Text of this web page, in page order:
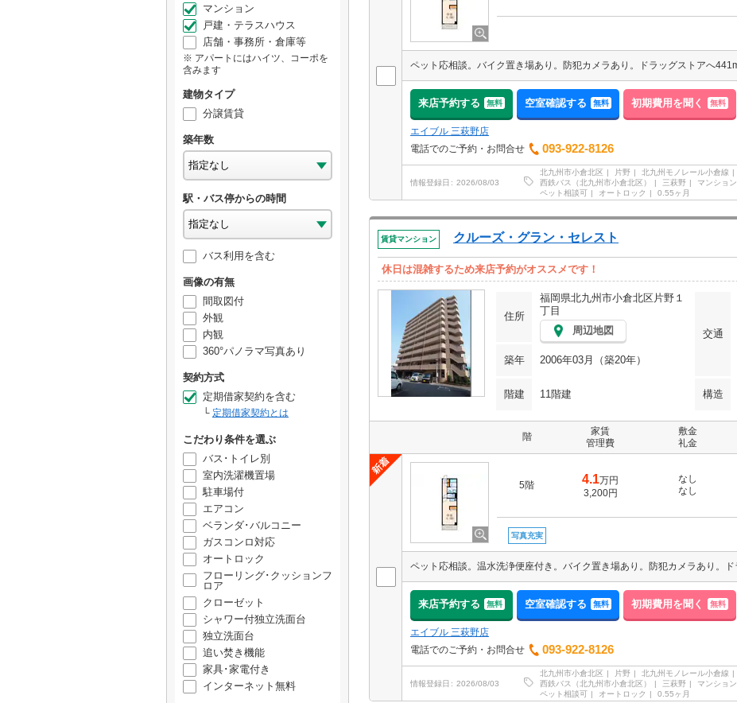
マンション
戸建・テラスハウス
店舗・事務所・倉庫等
アパートにはハイツ、コーポを
含みます
建物タイプ
分譲賃貸
築年数
駅・バス停からの時間
バス利用を含む
画像の有無
間取図付
外観
内観
360°パノラマ写真あり
契約方式
定期借家契約を含む
定期借家契約とは
こだわり条件を選ぶ
バス･トイレ別
室内洗濯機置場
駐車場付
エアコン
ベランダ･バルコニー
ガスコンロ対応
オートロック
フローリング･クッションフ
ロア
クローゼット
シャワー付独立洗面台
独立洗面台
追い焚き機能
家具･家電付き
インターネット無料
来店予約する 無料 空室確認する 無料 初期費用を聞く 無料
エイブル 三萩野店
電話でのご予約・お問合せ
093-922-8126
情報登録日 2026/08/03
北九州市小倉北区 片野 北九州モノレール小倉線
西鉄バス（北九州市小倉北区）
三萩野 マンション
ペット相談可
オートロック 0.55ヶ月
賃貸マンション クルーズ・グラン・セレスト
休日は混雑するため来店予約がオススメです！
住所
福岡県北九州市小倉北区片野１
丁目
周辺地図
交通
築年 2006年03月（築20年）
階建 11階建 構造
階
家賃
管理費
敷金
礼金
5階 4.1万円
3,200円
なし
なし
写真充実
来店予約する 無料 空室確認する 無料 初期費用を聞く 無料
エイブル 三萩野店
電話でのご予約・お問合せ
093-922-8126
情報登録日 2026/08/03
北九州市小倉北区 片野 北九州モノレール小倉線
西鉄バス（北九州市小倉北区）
三萩野 マンション
ペット相談可
オートロック 0.55ヶ月